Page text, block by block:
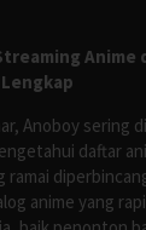
Anime
Anoboy sering
daftar
anime yang